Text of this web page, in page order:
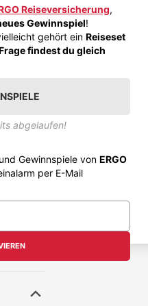
Reiseversicherung,
Gewinnspiel!
gehört ein Reiseset
findest du gleich
abgelaufen!
Gewinnspiele von ERGO
per E-Mail